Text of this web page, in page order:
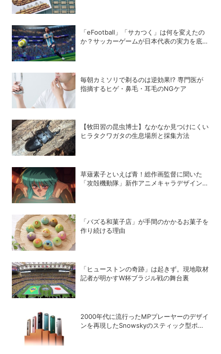
「eFootball」「サカつく」は何を変えたの
か？サッカーゲームが日本代表の実力を底上
毎朝カミソリで剃るのは逆効果!? 専門医が
指摘するヒゲ・鼻毛・耳毛のNGケア
【牧田習の昆虫博士】なかなか見つけにくい
ヒラタクワガタの生息場所と採集方法
草薙素子といえば青！総作画監督に聞いた
「攻殻機動隊」新作アニメキャラデザインの
「バズる和菓子店」が手間のかかるお菓子を
作り続ける理由
「ヒューストンの奇跡」は起きず。現地取材
記者が明かすW杯ブラジル戦の舞台裏
2000年代に流行ったMPプレーヤーのデザイ
ンを再現したSnowskyのスティック型ポー